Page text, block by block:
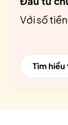
Với số
Tìm